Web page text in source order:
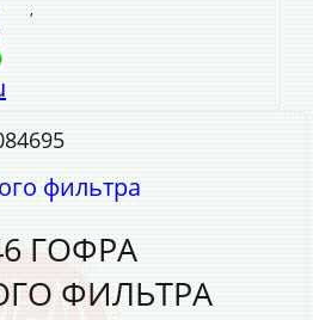
,
фильтра
ГОФРА
ФИЛЬТРА